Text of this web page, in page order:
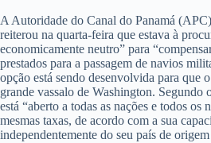
A Autoridade do Canal do Panamá
reiterou na quarta-feira que estava à
economicamente neutro” para
prestados para a passagem de navios
opção está sendo desenvolvida para que
grande vassalo de Washington. Segundo
está “aberto a todas as nações e todos os
mesmas taxas, de acordo com a sua
independentemente do seu país de